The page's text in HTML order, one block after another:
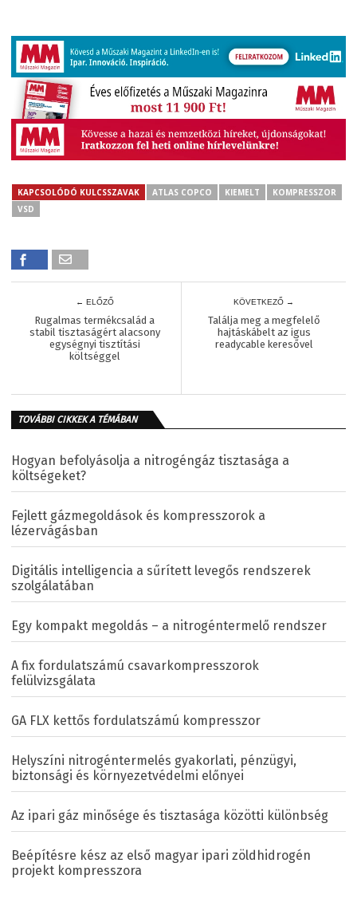
KAPCSOLÓDÓ KULCSSZAVAK ATLAS COPCO KIEMELT
KOMPRESSZOR
VSD
← ELŐZŐ
Rugalmas termékcsalád a
stabil tisztaságért alacsony
egységnyi tisztítási
költséggel
KÖVETKEZŐ →
Találja meg a megfelelő
hajtáskábelt az igus
readycable keresővel
TOVÁBBI CIKKEK A TÉMÁBAN
Hogyan befolyásolja a nitrogéngáz tisztasága a
költségeket?
Fejlett gázmegoldások és kompresszorok a
lézervágásban
Digitális intelligencia a sűrített levegős rendszerek
szolgálatában
Egy kompakt megoldás – a nitrogéntermelő rendszer
A fix fordulatszámú csavarkompresszorok
felülvizsgálata
GA FLX kettős fordulatszámú kompresszor
Helyszíni nitrogéntermelés gyakorlati, pénzügyi,
biztonsági és környezetvédelmi előnyei
Az ipari gáz minősége és tisztasága közötti különbség
Beépítésre kész az első magyar ipari zöldhidrogén
projekt kompresszora